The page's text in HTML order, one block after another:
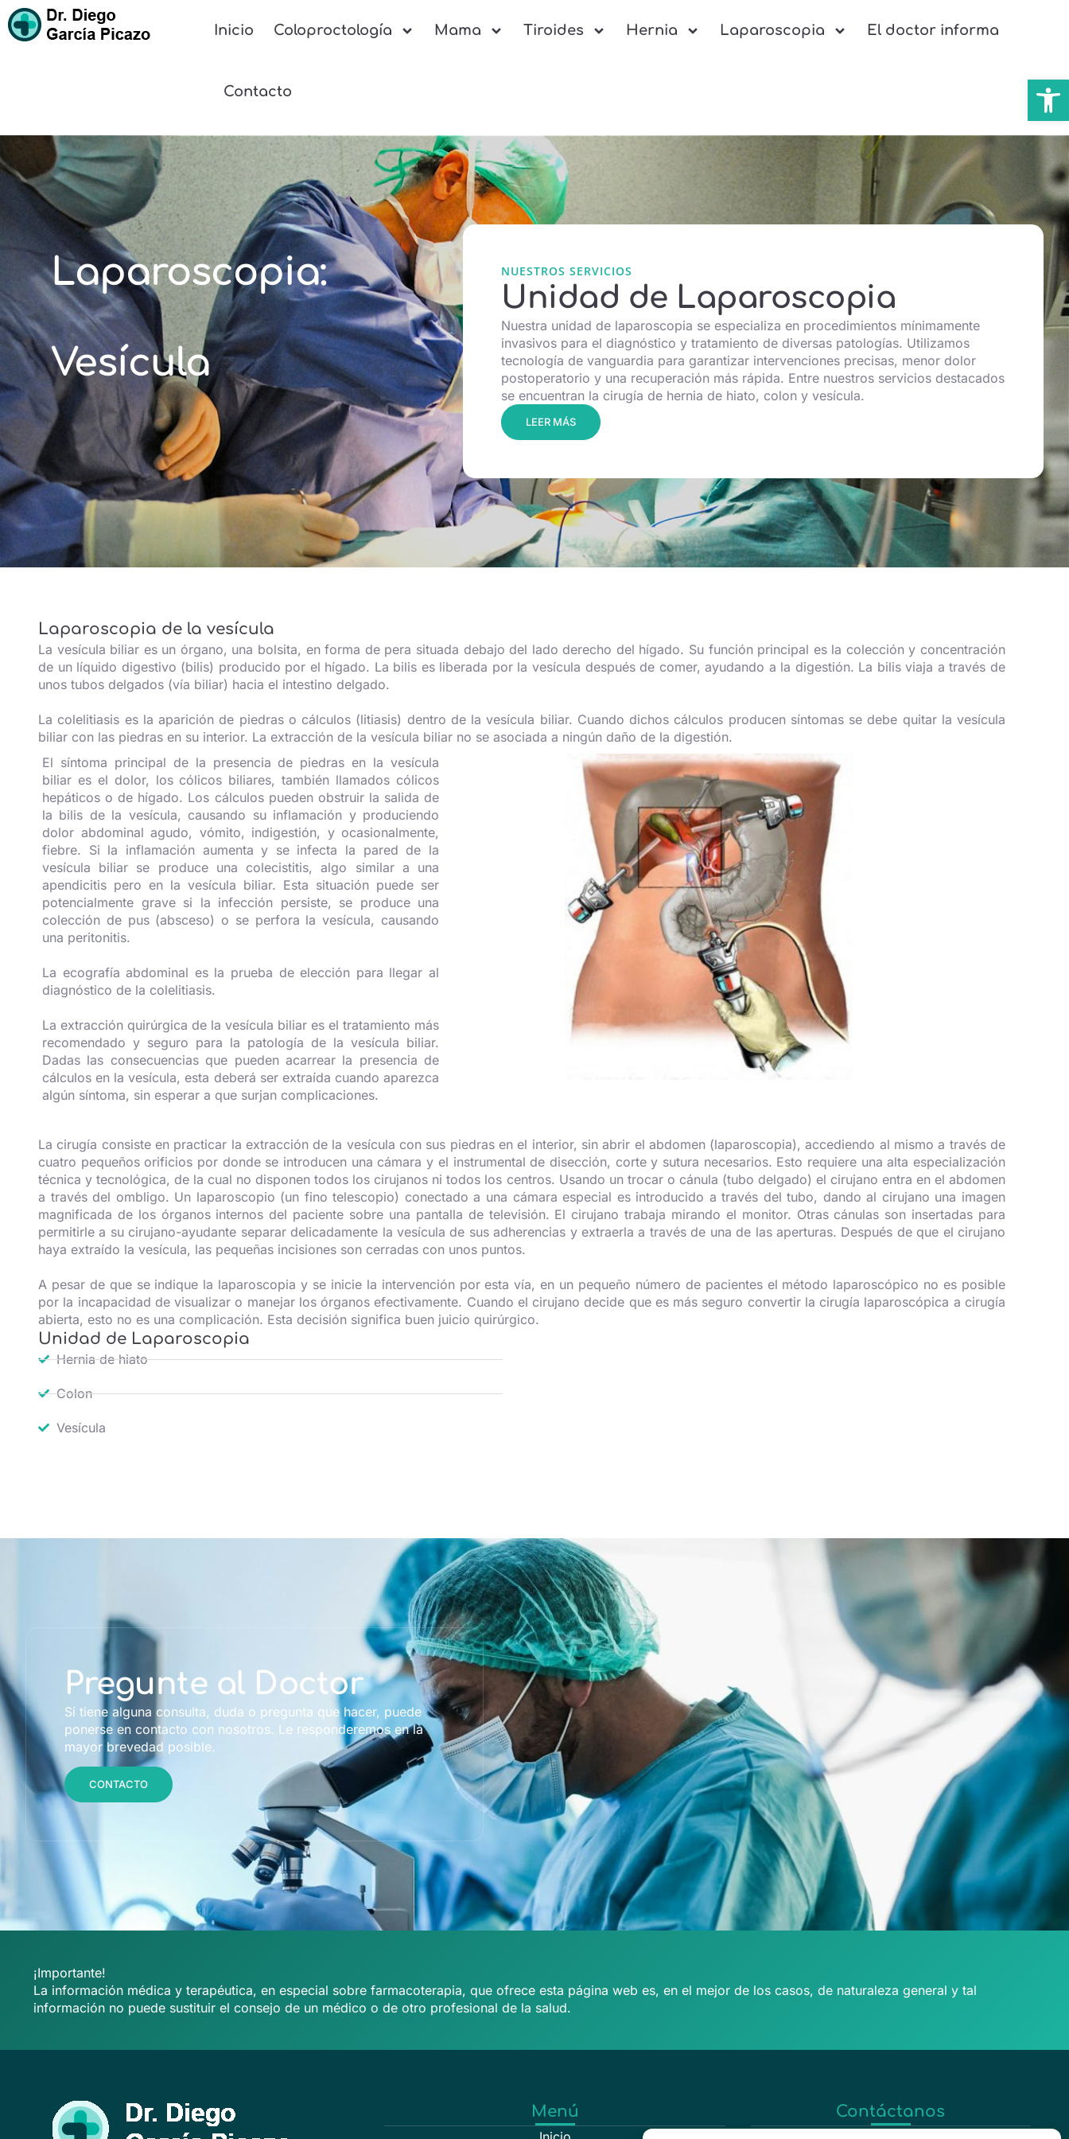
Abrir
Inicio Coloproctología Mama Tiroides Hernia Laparoscopia El doctor informa
Contacto
Laparoscopia:
Vesícula
NUESTROS SERVICIOS
Unidad de Laparoscopia
Nuestra unidad de laparoscopia se especializa en procedimientos mínimamente
invasivos para el diagnóstico y tratamiento de diversas patologías. Utilizamos
tecnología de vanguardia para garantizar intervenciones precisas, menor dolor
postoperatorio y una recuperación más rápida. Entre nuestros servicios destacados
se encuentran la cirugía de hernia de hiato, colon y vesícula.
LEER MÁS
Laparoscopia de la vesícula
La vesícula biliar es un órgano, una bolsita, en forma de pera situada debajo del lado derecho del hígado. Su función principal es la colección y concentración
de un líquido digestivo (bilis) producido por el hígado. La bilis es liberada por la vesícula después de comer, ayudando a la digestión. La bilis viaja a través de
unos tubos delgados (vía biliar) hacia el intestino delgado.
La colelitiasis es la aparición de piedras o cálculos (litiasis) dentro de la vesícula biliar. Cuando dichos cálculos producen síntomas se debe quitar la vesícula
biliar con las piedras en su interior. La extracción de la vesícula biliar no se asociada a ningún daño de la digestión.
El síntoma principal de la presencia de piedras en la vesícula
biliar es el dolor, los cólicos biliares, también llamados cólicos
hepáticos o de hígado. Los cálculos pueden obstruir la salida de
la bilis de la vesícula, causando su inflamación y produciendo
dolor abdominal agudo, vómito, indigestión, y ocasionalmente,
fiebre. Si la inflamación aumenta y se infecta la pared de la
vesícula biliar se produce una colecistitis, algo similar a una
apendicitis pero en la vesícula biliar. Esta situación puede ser
potencialmente grave si la infección persiste, se produce una
colección de pus (absceso) o se perfora la vesícula, causando
una peritonitis.
La ecografía abdominal es la prueba de elección para llegar al
diagnóstico de la colelitiasis.
La extracción quirúrgica de la vesícula biliar es el tratamiento más
recomendado y seguro para la patología de la vesícula biliar.
Dadas las consecuencias que pueden acarrear la presencia de
cálculos en la vesícula, esta deberá ser extraída cuando aparezca
algún síntoma, sin esperar a que surjan complicaciones.
La cirugía consiste en practicar la extracción de la vesícula con sus piedras en el interior, sin abrir el abdomen (laparoscopia), accediendo al mismo a través de
cuatro pequeños orificios por donde se introducen una cámara y el instrumental de disección, corte y sutura necesarios. Esto requiere una alta especialización
técnica y tecnológica, de la cual no disponen todos los cirujanos ni todos los centros. Usando un trocar o cánula (tubo delgado) el cirujano entra en el abdomen
a través del ombligo. Un laparoscopio (un fino telescopio) conectado a una cámara especial es introducido a través del tubo, dando al cirujano una imagen
magnificada de los órganos internos del paciente sobre una pantalla de televisión. El cirujano trabaja mirando el monitor. Otras cánulas son insertadas para
permitirle a su cirujano-ayudante separar delicadamente la vesícula de sus adherencias y extraerla a través de una de las aperturas. Después de que el cirujano
haya extraído la vesícula, las pequeñas incisiones son cerradas con unos puntos.
A pesar de que se indique la laparoscopia y se inicie la intervención por esta vía, en un pequeño número de pacientes el método laparoscópico no es posible
por la incapacidad de visualizar o manejar los órganos efectivamente. Cuando el cirujano decide que es más seguro convertir la cirugía laparoscópica a cirugía
abierta, esto no es una complicación. Esta decisión significa buen juicio quirúrgico.
Unidad de Laparoscopia
Hernia de hiato
Colon
Vesícula
Pregunte al Doctor
Si tiene alguna consulta, duda o pregunta que hacer, puede
ponerse en contacto con nosotros. Le responderemos en la
mayor brevedad posible.
CONTACTO
¡Importante!
La información médica y terapéutica, en especial sobre farmacoterapia, que ofrece esta página web es, en el mejor de los casos, de naturaleza general y tal
información no puede sustituir el consejo de un médico o de otro profesional de la salud.
Menú Contáctanos